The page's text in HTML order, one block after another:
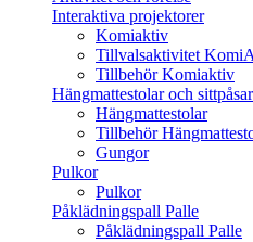
Interaktiva projektorer
Komiaktiv
Tillvalsaktivitet
Tillbehör Komiaktiv
Hängmattestolar och sittpåsar
Hängmattestolar
Tillbehör
Gungor
Pulkor
Pulkor
Påklädningspall Palle
Påklädningspall Palle